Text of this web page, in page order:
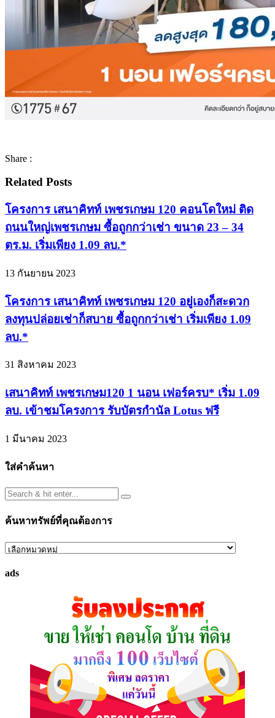
Share :
Related Posts
โครงการ เสนาคิทท์ เพชรเกษม 120 คอนโดใหม่ ติด
ถนนใหญ่เพชรเกษม ซื้อถูกกว่าเช่า ขนาด 23 – 34
ตร.ม. เริ่มเพียง 1.09 ลบ.*
13 กันยายน 2023
โครงการ เสนาคิทท์ เพชรเกษม 120 อยู่เองก็สะดวก
ลงทุนปล่อยเช่าก็สบาย ซื้อถูกกว่าเช่า เริ่มเพียง 1.09
ลบ.*
31 สิงหาคม 2023
เสนาคิทท์ เพชรเกษม120 1 นอน เฟอร์ครบ* เริ่ม 1.09
ลบ. เข้าชมโครงการ รับบัตรกำนัล Lotus ฟรี
1 มีนาคม 2023
ใส่คำค้นหา
ค้นหาทรัพย์ที่คุณต้องการ
ค้นหา
ที่
ads